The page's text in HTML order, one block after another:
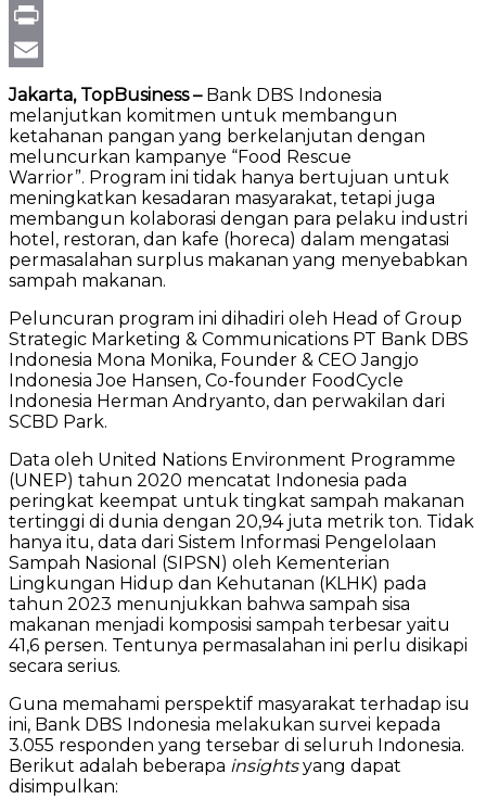
Gmail
Print
Email
Jakarta, TopBusiness –Bank DBS Indonesia
melanjutkan komitmen untuk membangun
ketahanan pangan yang berkelanjutan dengan
meluncurkan kampanye “Food Rescue
Warrior”. Program ini tidak hanya bertujuan untuk
meningkatkan kesadaran masyarakat, tetapi juga
membangun kolaborasi dengan para pelaku industri
hotel, restoran, dan kafe (horeca) dalam mengatasi
permasalahan surplus makanan yang menyebabkan
sampah makanan.
Peluncuran program ini dihadiri oleh Head of Group
Strategic Marketing & Communications PT Bank DBS
Indonesia Mona Monika, Founder & CEO Jangjo
Indonesia Joe Hansen, Co-founder FoodCycle
Indonesia Herman Andryanto, dan perwakilan dari
SCBD Park.
Data oleh United Nations Environment Programme
(UNEP) tahun 2020 mencatat Indonesia pada
peringkat keempat untuk tingkat sampah makanan
tertinggi di dunia dengan 20,94 juta metrik ton. Tidak
hanya itu, data dari Sistem Informasi Pengelolaan
Sampah Nasional (SIPSN) oleh Kementerian
Lingkungan Hidup dan Kehutanan (KLHK) pada
tahun 2023 menunjukkan bahwa sampah sisa
makanan menjadi komposisi sampah terbesar yaitu
41,6 persen. Tentunya permasalahan ini perlu disikapi
secara serius.
Guna memahami perspektif masyarakat terhadap isu
ini, Bank DBS Indonesia melakukan survei kepada
3.055 responden yang tersebar di seluruh Indonesia.
Berikut adalah beberapa insightsyang dapat
disimpulkan: